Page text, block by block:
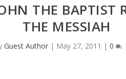
THE BAPTIST
THE MESSIAH
Guest Author | May 27, 2011 |0